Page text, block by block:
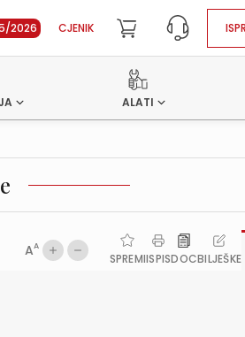
2026 CJENIK
ALATI
AA
SPREMIISPISDOCBILJEŠKE